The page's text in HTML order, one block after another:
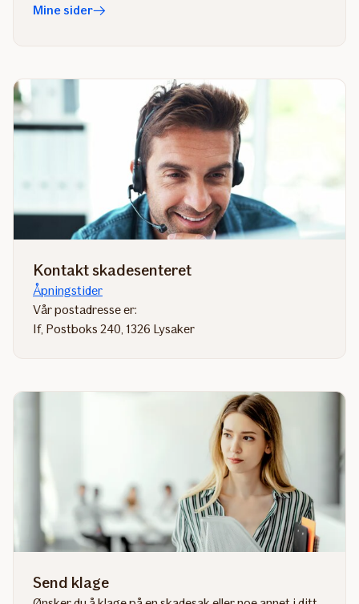
Mine sider
Kontakt skadesenteret
Åpningstider
Vår postadresse er:
If, Postboks 240, 1326 Lysaker
Send klage